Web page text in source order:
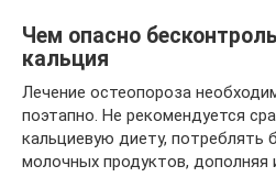
Чем опасно
кальция
Лечение остеопороза
поэтапно. Не рекомендуется
кальциевую диету, потреблять
молочных продуктов, дополняя